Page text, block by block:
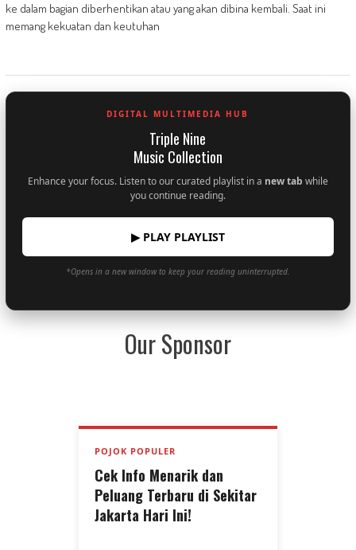
ke dalam bagian diberhentikan atau yang akan dibina kembali. Saat ini
memang kekuatan dan keutuhan
DIGITAL MULTIMEDIA HUB
Triple Nine
Music Collection
Enhance your focus. Listen to our curated playlist in a new tab while
you continue reading.
▶ PLAY PLAYLIST
*Opens in a new window to keep your reading uninterrupted.
Our Sponsor
POJOK POPULER
Cek Info Menarik dan
Peluang Terbaru di Sekitar
Jakarta Hari Ini!